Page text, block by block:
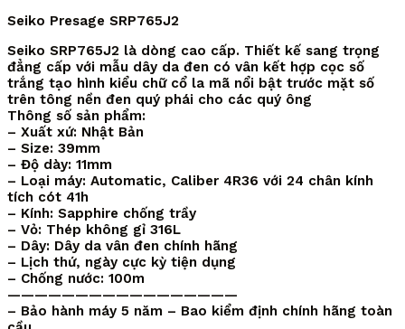
Seiko Presage SRP765J2
Seiko SRP765J2 là dòng cao cấp. Thiết kế sang trọng
đẳng cấp với mẫu dây da đen có vân kết hợp cọc số
trắng tạo hình kiểu chữ cổ la mã nổi bật trước mặt số
trên tông nền đen quý phái cho các quý ông
Thông số sản phẩm:
– Xuất xứ: Nhật Bản
– Size: 39mm
– Độ dày: 11mm
– Loại máy: Automatic, Caliber 4R36 với 24 chân kính
tích cót 41h
– Kính: Sapphire chống trầy
– Vỏ: Thép không gỉ 316L
– Dây: Dây da vân đen chính hãng
– Lịch thứ, ngày cực kỳ tiện dụng
– Chống nước: 100m
—————————————————
– Bảo hành máy 5 năm – Bao kiểm định chính hãng toàn